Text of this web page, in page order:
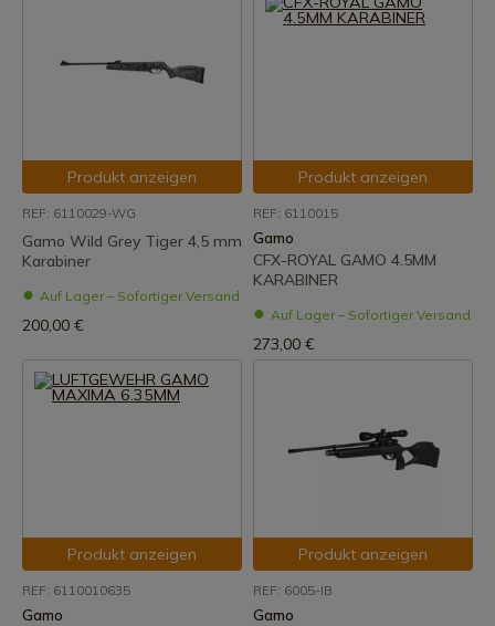
Produkt anzeigen
REF: 6110029-WG
Gamo Wild Grey Tiger 4,5 mm
Karabiner
Auf Lager – Sofortiger Versand
200,00 €
Produkt anzeigen
REF: 6110015
Gamo
CFX-ROYAL GAMO 4.5MM
KARABINER
Auf Lager – Sofortiger Versand
273,00 €
Produkt anzeigen
REF: 6110010635
Gamo
Produkt anzeigen
REF: 6005-IB
Gamo